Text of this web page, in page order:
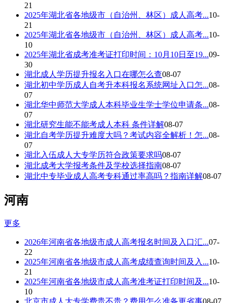
21
2025年湖北省各地级市（自治州、林区）成人高考...10-
21
2025年湖北省各地级市（自治州、林区）成人高考...10-
10
2025年湖北省成考准考证打印时间：10月10日至19...09-
30
湖北成人学历提升报名入口在哪怎么查08-07
湖北初中学历成人自考升本科报名系统网址入口怎...08-
07
湖北华中师范大学成人本科毕业生学士学位申请条...08-
07
湖北研究生能不能考成人本科 条件详解08-07
湖北自考学历提升难度大吗？考试内容全解析！怎...08-
07
湖北入伍成人大专学历符合政策要求吗08-07
湖北成考大学报考条件及学校选择指南08-07
湖北中专毕业成人高考专科通过率高吗？指南详解08-07
河南
更多
2026年河南省各地级市成人高考报名时间及入口汇...07-
22
2025年河南省各地级市成人高考成绩查询时间及入...10-
21
2025年河南省各地级市成人高考准考证打印时间及...10-
10
北京市成人大专学费贵不贵？费用怎么准备更省事08-07